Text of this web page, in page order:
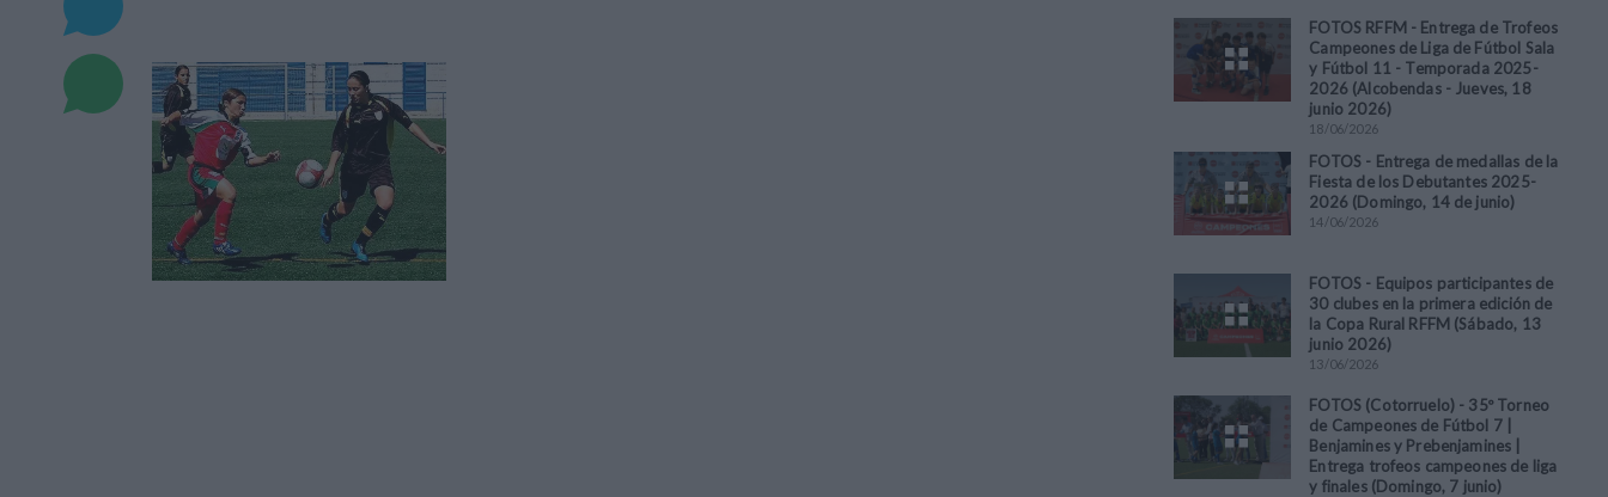
FOTOS RFFM - Entrega de Trofeos
Campeones de Liga de Fútbol Sala
y Fútbol 11 - Temporada 2025-
2026 (Alcobendas - Jueves, 18
junio 2026)
18/06/2026
FOTOS - Entrega de medallas de la
Fiesta de los Debutantes 2025-
2026 (Domingo, 14 de junio)
14/06/2026
FOTOS - Equipos participantes de
30 clubes en la primera edición de
la Copa Rural RFFM (Sábado, 13
junio 2026)
13/06/2026
FOTOS (Cotorruelo) - 35º Torneo
de Campeones de Fútbol 7 |
Benjamines y Prebenjamines |
Entrega trofeos campeones de liga
y finales (Domingo, 7 junio)